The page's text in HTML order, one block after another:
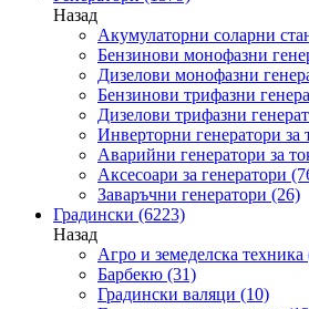
Назад
Акумулаторни соларни
Бензинови монофазни
Дизелови монофазни
Бензинови трифазни
Дизелови трифазни
Инверторни генератори за
Аварийни генератори за
Аксесоари за генератори
Заваръчни генератори (26)
Градински (6223)
Назад
Агро и земеделска техника
Барбекю (31)
Градински валяци (10)